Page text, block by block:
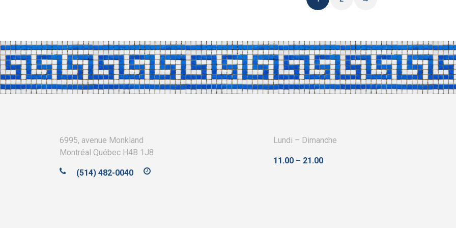
peuvent
être
choisies
sur
6995, avenue Monkland
Montréal Québec H4B 1J8
(514) 482-0040
Lundi – Dimanche
11.00 – 21.00